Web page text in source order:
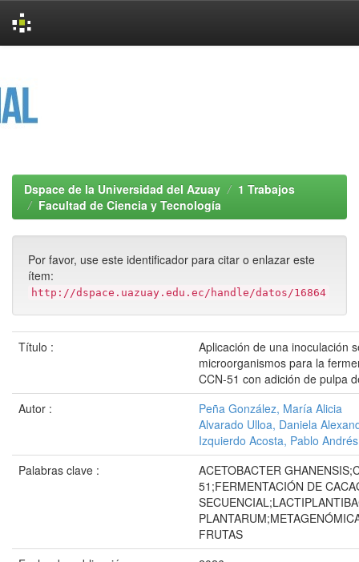
Dspace de la Universidad del Azuay
1 Trabajos
Facultad de Ciencia y Tecnología
Por favor, use este identificador para citar o enlazar este
ítem:
http://dspace.uazuay.edu.ec/handle/datos/16864
Título :
Aplicación de una inoculación
microorganismos para la
CCN-51 con adición de pulpa
Autor :
Peña González, María Alicia
Alvarado Ulloa, Daniela
Izquierdo Acosta, Pablo Andrés
Palabras clave :
ACETOBACTER
51;FERMENTACIÓN DE
FRUTAS